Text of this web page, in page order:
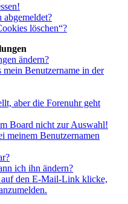
abgemeldet?
löschen“?
ändern?
Benutzername in der
aber die Forenuhr geht
Board nicht zur Auswahl!
meinem Benutzernamen
ich ihn ändern?
auf den E-Mail-Link klicke,